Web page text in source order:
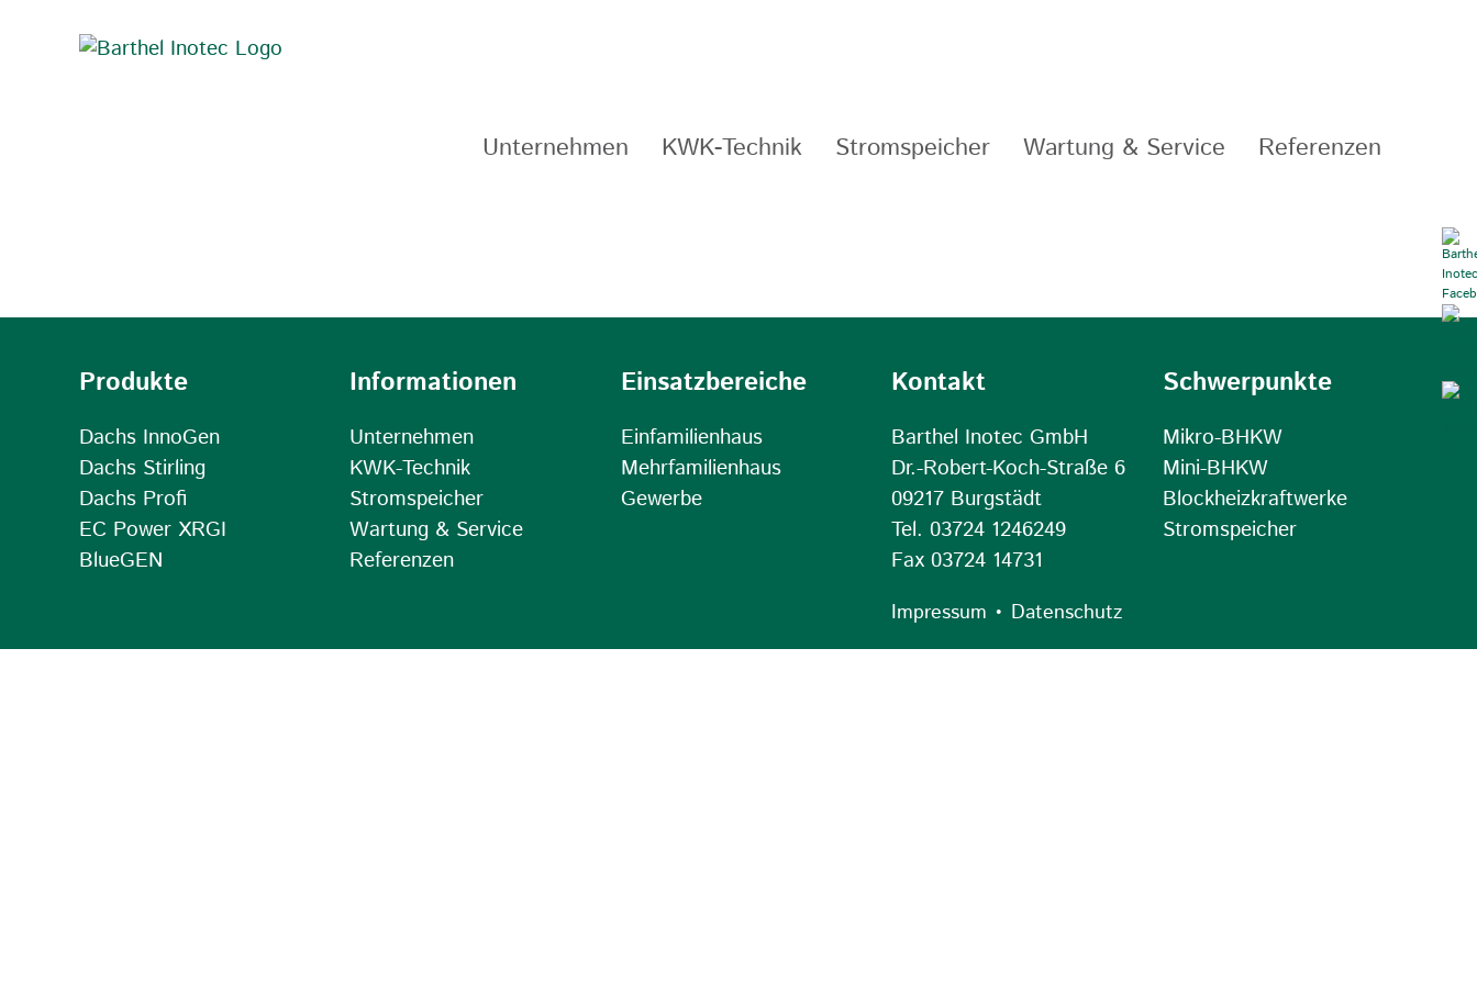
Unternehmen KWK-Technik Stromspeicher Wartung & Service Referenzen
Produkte
Dachs InnoGen
Dachs Stirling
Dachs Profi
EC Power XRGI
BlueGEN
Informationen
Unternehmen
KWK-Technik
Stromspeicher
Wartung & Service
Referenzen
Einsatzbereiche
Einfamilienhaus
Mehrfamilienhaus
Gewerbe
Kontakt
Barthel Inotec GmbH
Dr.-Robert-Koch-Straße 6
09217 Burgstädt
Tel. 03724 1246249
Fax 03724 14731
Impressum • Datenschutz
Schwerpunkte
Mikro-BHKW
Mini-BHKW
Blockheizkraftwerke
Stromspeicher